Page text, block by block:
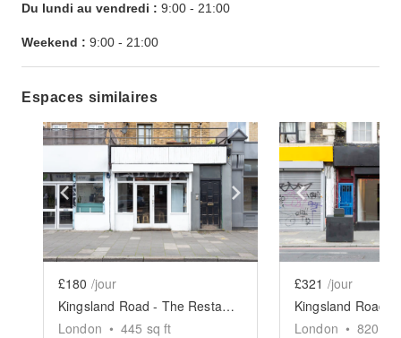
Du lundi au vendredi : 9:00 - 21:00
Weekend : 9:00 - 21:00
Espaces similaires
Show previous slide Show next slide
£180 /jour
Kingsland Road - The Restaurant Space
London • 445 sq ft
Show
£321 /jour
London • 820